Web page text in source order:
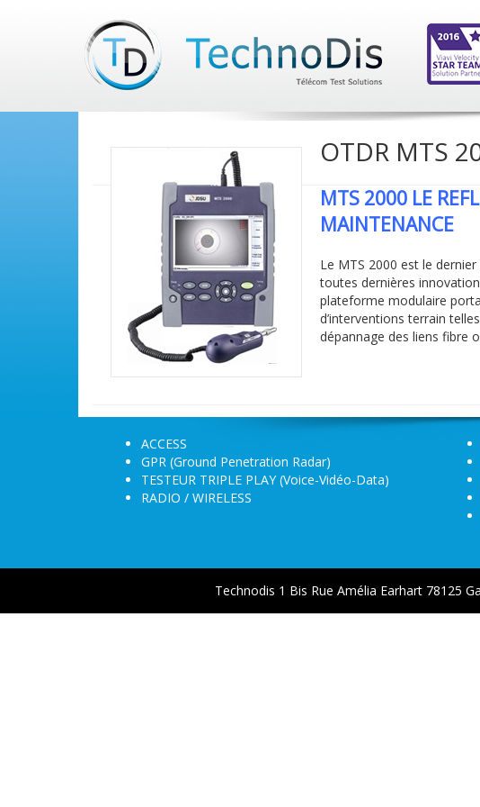
OTDR MTS
MTS 2000 LE
MAINTENANCE
Le MTS 2000 est le
toutes dernières
plateforme modulaire
d’interventions terrain
dépannage des liens fibre
ACCESS
GPR (Ground Penetration Radar)
TESTEUR TRIPLE PLAY (Voice-Vidéo-Data)
RADIO / WIRELESS
Technodis 1 Bis Rue Amélia Earhart 78125